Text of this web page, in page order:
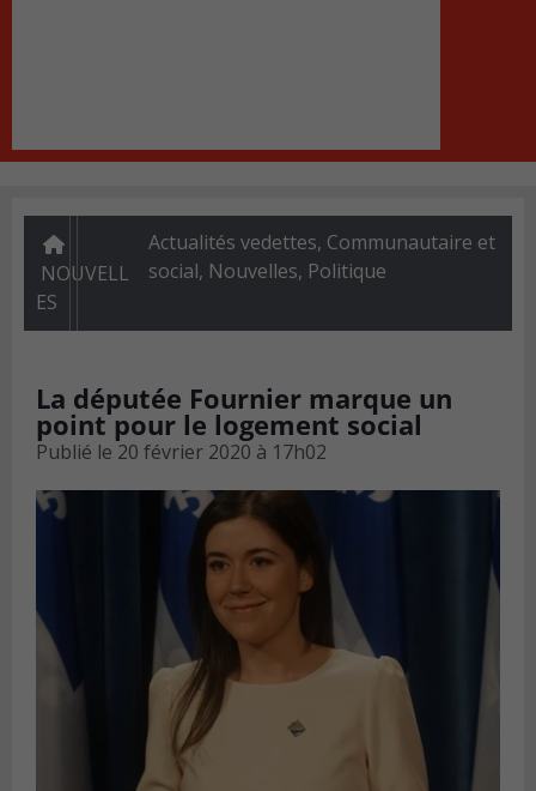
NOUVELL
ES
Actualités vedettes, Communautaire et
social, Nouvelles, Politique
La députée Fournier marque un
point pour le logement social
Publié le 20 février 2020 à 17h02